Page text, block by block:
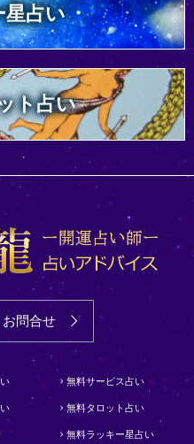
星占い
ト占い
問合せ
無料サービス占い
無料タロット占い
無料ラッキー星占い